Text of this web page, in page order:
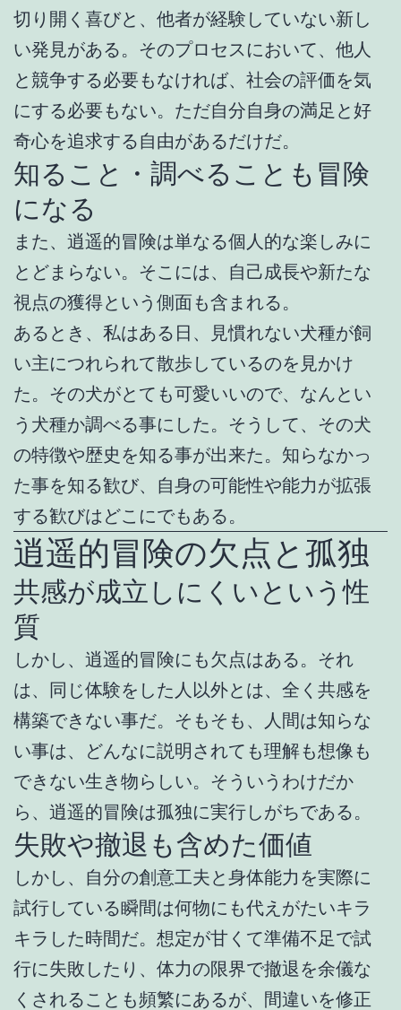
切り開く喜びと、他者が経験していない新し
い発見がある。そのプロセスにおいて、他人
と競争する必要もなければ、社会の評価を気
にする必要もない。ただ自分自身の満足と好
奇心を追求する自由があるだけだ。
知ること・調べることも冒険
になる
また、逍遥的冒険は単なる個人的な楽しみに
とどまらない。そこには、自己成長や新たな
視点の獲得という側面も含まれる。
あるとき、私はある日、見慣れない犬種が飼
い主につれられて散歩しているのを見かけ
た。その犬がとても可愛いいので、なんとい
う犬種か調べる事にした。そうして、その犬
の特徴や歴史を知る事が出来た。知らなかっ
た事を知る歓び、自身の可能性や能力が拡張
する歓びはどこにでもある。
逍遥的冒険の欠点と孤独
共感が成立しにくいという性
質
しかし、逍遥的冒険にも欠点はある。それ
は、同じ体験をした人以外とは、全く共感を
構築できない事だ。そもそも、人間は知らな
い事は、どんなに説明されても理解も想像も
できない生き物らしい。そういうわけだか
ら、逍遥的冒険は孤独に実行しがちである。
失敗や撤退も含めた価値
しかし、自分の創意工夫と身体能力を実際に
試行している瞬間は何物にも代えがたいキラ
キラした時間だ。想定が甘くて準備不足で試
行に失敗したり、体力の限界で撤退を余儀な
くされることも頻繁にあるが、間違いを修正